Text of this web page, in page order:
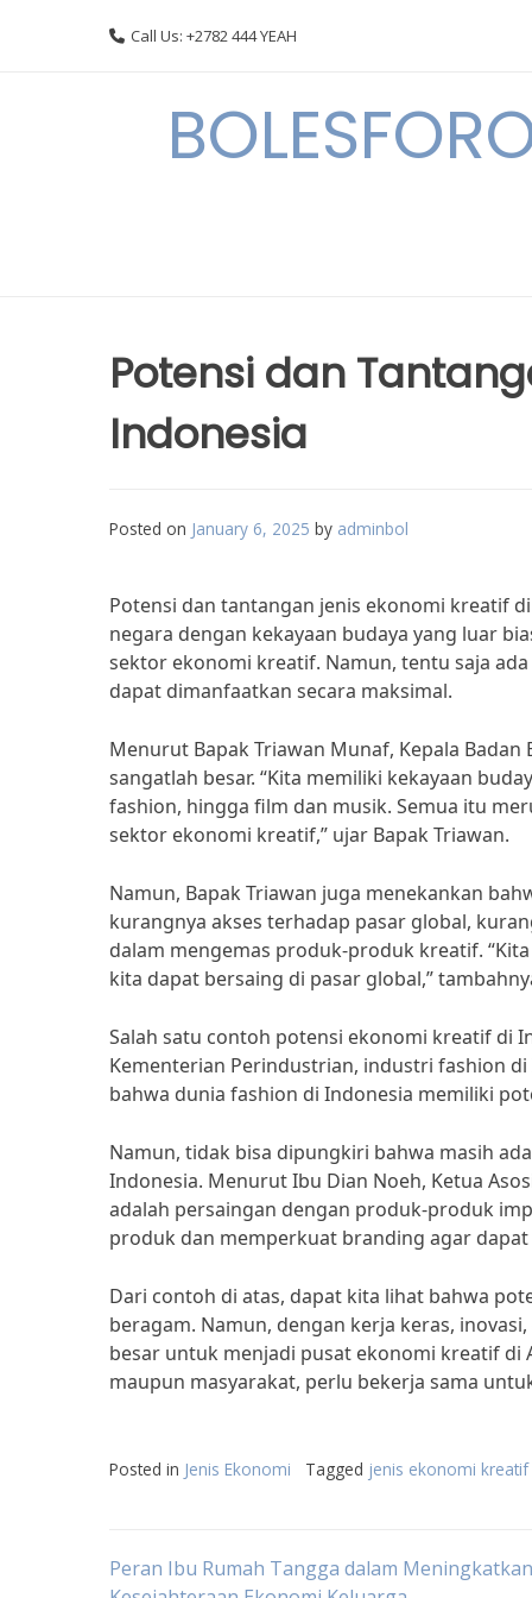
Call Us: +2782 444 YEAH
Potensi dan
Indonesia
Posted on January 6, 2025 by adminbol
Potensi dan tantangan jenis ekonomi kreatif
negara dengan kekayaan budaya yang luar
sektor ekonomi kreatif. Namun, tentu saja
dapat dimanfaatkan secara maksimal.
Menurut Bapak Triawan Munaf, Kepala
sangatlah besar. “Kita memiliki kekayaan
fashion, hingga film dan musik. Semua itu
sektor ekonomi kreatif,” ujar Bapak Triawan.
Namun, Bapak Triawan juga menekankan
kurangnya akses terhadap pasar global,
dalam mengemas produk-produk kreatif.
kita dapat bersaing di pasar global,”
Salah satu contoh potensi ekonomi kreatif di
Kementerian Perindustrian, industri fashion
bahwa dunia fashion di Indonesia memiliki
Namun, tidak bisa dipungkiri bahwa masih
Indonesia. Menurut Ibu Dian Noeh, Ketua
adalah persaingan dengan produk-produk
produk dan memperkuat branding agar
Dari contoh di atas, dapat kita lihat bahwa
beragam. Namun, dengan kerja keras,
besar untuk menjadi pusat ekonomi kreatif di
maupun masyarakat, perlu bekerja sama
Posted in Jenis Ekonomi Tagged jenis ekonomi kreatif
Post
Peran Ibu Rumah Tangga dalam Meningkatkan